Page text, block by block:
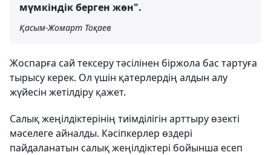
мүмкіндік берген жөн".
Қасым-Жомарт Тоқаев
Жоспарға сай тексеру тәсілінен біржола бас тартуға
тырысу керек. Ол үшін қатерлердің алдын алу
жүйесін жетілдіру қажет.
Салық жеңілдіктерінің тиімділігін арттыру өзекті
мәселеге айналды. Кәсіпкерлер өздері
пайдаланатын салық жеңілдіктері бойынша есеп